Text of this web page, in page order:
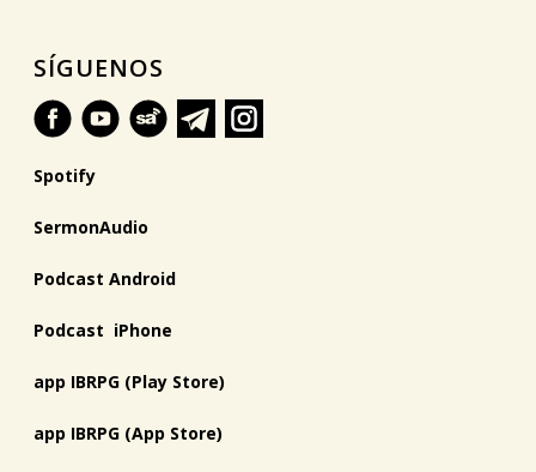
SÍGUENOS
Spotify
SermonAudio
Podcast Android
Podcast iPhone
app IBRPG (Play Store)
app IBRPG (App Store)